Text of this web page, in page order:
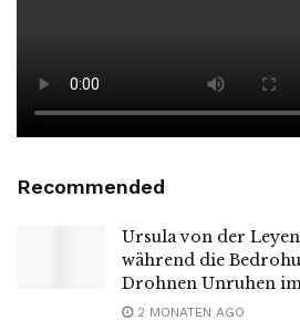
Recommended
Ursula von der
während die
Drohnen Unruhen
2 MONATEN AGO